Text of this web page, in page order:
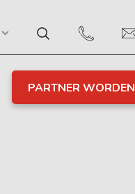
PARTNER WORDEN